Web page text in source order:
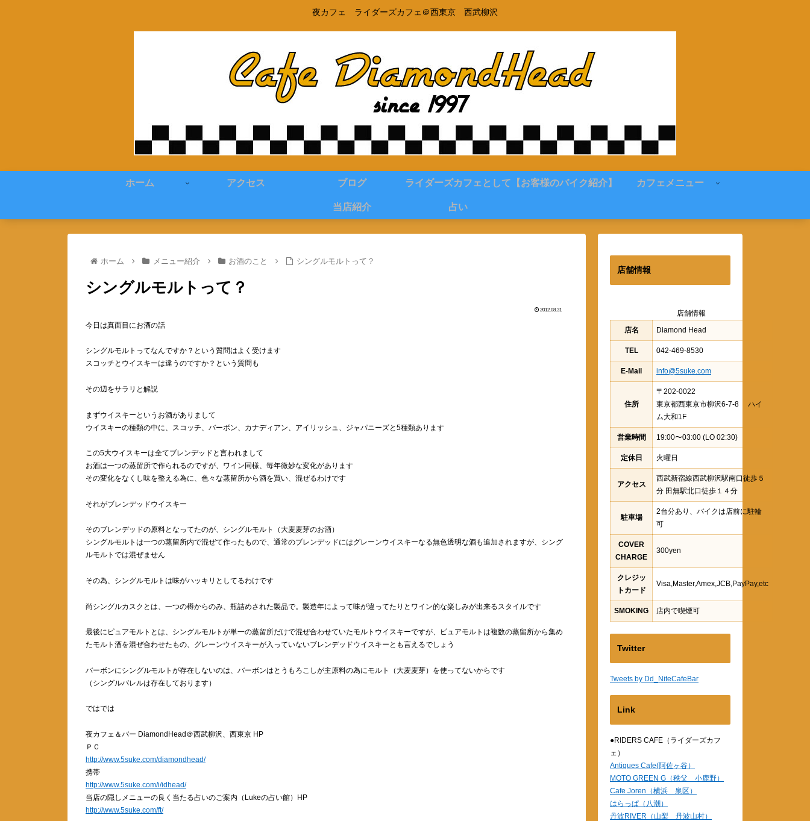
夜カフェ ライダーズカフェ＠西東京 西武柳沢
ホーム アクセス ブログ ライダーズカフェとして 【お客様のバイク紹介】 カフェメニュー
当店紹介 占い
ホーム メニュー紹介 お酒のこと シングルモルトって？
シングルモルトって？
2012.08.31
今日は真面目にお酒の話
シングルモルトってなんですか？という質問はよく受けます
スコッチとウイスキーは違うのですか？という質問も
その辺をサラリと解説
まずウイスキーというお酒がありまして
ウイスキーの種類の中に、スコッチ、バーボン、カナディアン、アイリッシュ、ジャパニーズと5種類あります
この5大ウイスキーは全てブレンデッドと言われまして
お酒は一つの蒸留所で作られるのですが、ワイン同様、毎年微妙な変化があります
その変化をなくし味を整える為に、色々な蒸留所から酒を買い、混ぜるわけです
それがブレンデッドウイスキー
そのブレンデッドの原料となってたのが、シングルモルト（大麦麦芽のお酒）
シングルモルトは一つの蒸留所内で混ぜて作ったもので、通常のブレンデッドにはグレーンウイスキーなる無色透明な酒も追加されますが、シング
ルモルトでは混ぜません
その為、シングルモルトは味がハッキリとしてるわけです
尚シングルカスクとは、一つの樽からのみ、瓶詰めされた製品で。製造年によって味が違ってたりとワイン的な楽しみが出来るスタイルです
最後にピュアモルトとは、シングルモルトが単一の蒸留所だけで混ぜ合わせていたモルトウイスキーですが、ピュアモルトは複数の蒸留所から集め
たモルト酒を混ぜ合わせたもの、グレーンウイスキーが入っていないブレンデッドウイスキーとも言えるでしょう
バーボンにシングルモルトが存在しないのは、バーボンはとうもろこしが主原料の為にモルト（大麦麦芽）を使ってないからです
（シングルバレルは存在しております）
ではでは
夜カフェ＆バー DiamondHead＠西武柳沢、西東京 HP
ＰＣ
http://www.5suke.com/diamondhead/
携帯
http://www.5suke.com/i/idhead/
当店の隠しメニューの良く当たる占いのご案内（Lukeの占い館）HP
http://www.5suke.com/ft/
店舗情報
店舗情報
店名
Diamond Head
TEL 042-469-8530
E-Mail info@5suke.com
住所
〒202-0022
東京都西東京市柳沢6-7-8 ハイ
ム大和1F
営業時間 19:00〜03:00 (LO 02:30)
定休日 火曜日
アクセス
西武新宿線西武柳沢駅南口徒歩５
分 田無駅北口徒歩１４分
駐車場
2台分あり、バイクは店前に駐輪
可
COVER
CHARGE
300yen
クレジッ
トカード
Visa,Master,Amex,JCB,PayPay,etc
SMOKING 店内で喫煙可
Twitter
Tweets by Dd_NiteCafeBar
Link
●RIDERS CAFE（ライダーズカフ
ェ）
Antiques Cafe(阿佐ヶ谷）
MOTO GREEN G（秩父 小鹿野）
Cafe Joren（横浜 泉区）
はらっぱ（八潮）
丹波RIVER（山梨 丹波山村）